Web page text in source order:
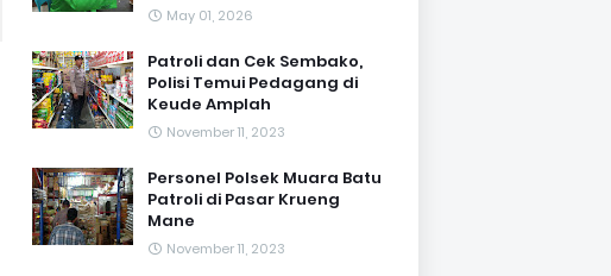
May 01, 2026
Patroli dan Cek Sembako,
Polisi Temui Pedagang di
Keude Amplah
November 11, 2023
Personel Polsek Muara Batu
Patroli di Pasar Krueng
Mane
November 11, 2023